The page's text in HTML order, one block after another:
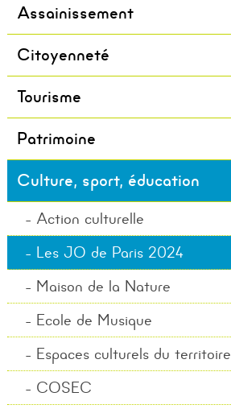
Assainissement
Citoyenneté
Tourisme
Patrimoine
Culture, sport, éducation
Action culturelle
Les JO de Paris 2024
Maison de la Nature
Ecole de Musique
Espaces culturels du territoire
COSEC